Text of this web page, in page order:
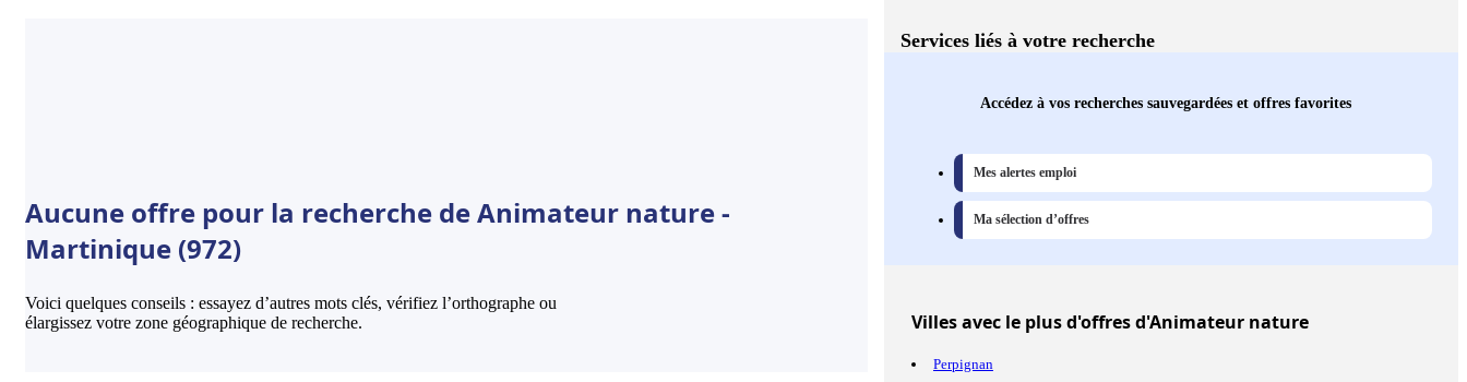
Aucune offre pour la recherche de Animateur nature -
Martinique (972)
Voici quelques conseils : essayez d’autres mots clés, vérifiez l’orthographe ou
élargissez votre zone géographique de recherche.
Services liés à votre recherche
Accédez à vos recherches sauvegardées et offres favorites
Mes alertes emploi
Ma sélection d’offres
Villesavec le plus d'offres d'Animateur nature
Perpignan